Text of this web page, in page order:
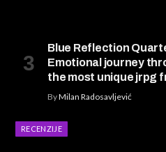
Blue Reflection
Emotional journey
the most unique jrpg
ByMilan Radosavljević
RECENZIJE